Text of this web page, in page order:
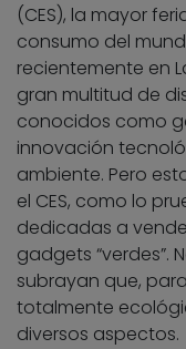
(CES), la mayor
consumo del
recientemente en
gran multitud de
conocidos como
innovación
ambiente. Pero
el CES, como lo
dedicadas a
gadgets “verdes”.
subrayan que,
totalmente
diversos aspectos.